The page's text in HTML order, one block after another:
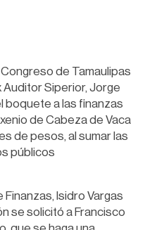
de Tamaulipas
Auditor Siperior, Jorge
boquete a las finanzas
de Cabeza de Vaca
de pesos, al sumar las
públicos
Isidro Vargas
se solicitó a Francisco